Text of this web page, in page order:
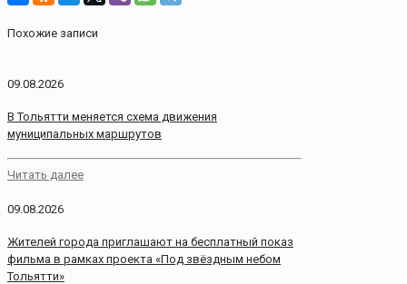
Похожие записи
09.08.2026
В Тольятти меняется схема движения
муниципальных маршрутов
Читать далее
09.08.2026
Жителей города приглашают на бесплатный показ
фильма в рамках проекта «Под звёздным небом
Тольятти»